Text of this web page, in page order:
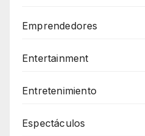
Emprendedores
Entertainment
Entretenimiento
Espectáculos